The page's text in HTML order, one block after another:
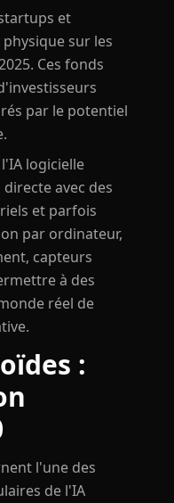
et
sur les
Ces fonds
par le potentiel
logicielle
avec des
et parfois
par ordinateur,
capteurs
à des
réel de
:
l'une des
de l'IA